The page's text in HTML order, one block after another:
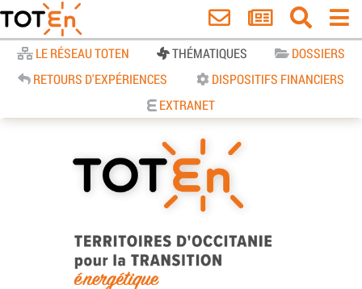
LE RÉSEAU TOTEN THÉMATIQUES
DOSSIERS
RETOURS D'EXPÉRIENCES
DISPOSITIFS FINANCIERS
EXTRANET